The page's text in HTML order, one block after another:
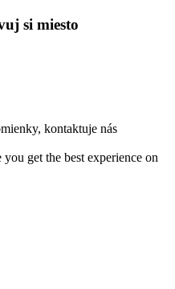
si miesto
kontaktuje nás
get the best experience on